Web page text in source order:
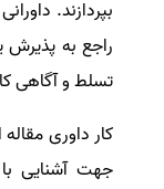
بپردازند.
راجع به پذیرش
تسلط و آگاهی
کار داوری
جهت آشنایی